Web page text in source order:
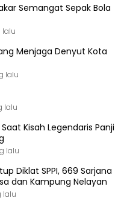
Semangat Sepak Bola
lalu
Menjaga Denyut Kota
lalu
lalu
Kisah Legendaris Panji
lalu
Diklat SPPI, 669 Sarjana
dan Kampung Nelayan
lalu